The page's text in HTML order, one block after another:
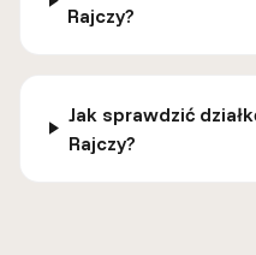
Rajczy?
Jak sprawdzić
Rajczy?